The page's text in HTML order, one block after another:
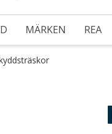
MÄRKEN REA